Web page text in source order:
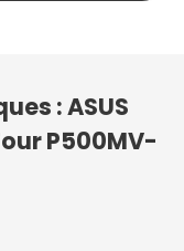
: ASUS
P500MV-